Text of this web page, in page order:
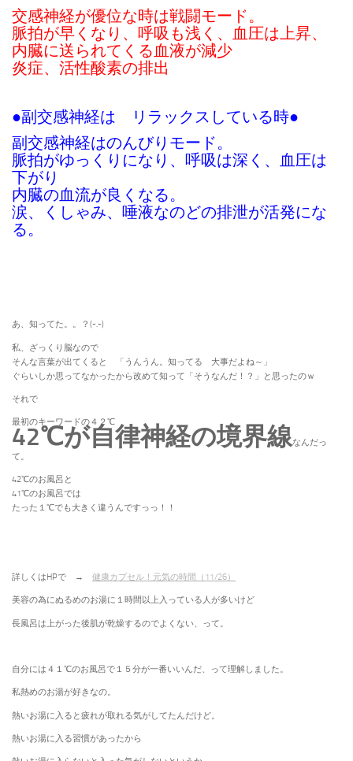
交感神経が優位な時は戦闘モード。
脈拍が早くなり、呼吸も浅く、血圧は上昇、
内臓に送られてくる血液が減少
炎症、活性酸素の排出
●副交感神経は リラックスしている時●
副交感神経はのんびりモード。
脈拍がゆっくりになり、呼吸は深く、血圧は
下がり
内臓の血流が良くなる。
涙、くしゃみ、唾液なのどの排泄が活発にな
る。
あ、知ってた。。？(-.-)
私、ざっくり脳なので
そんな言葉が出てくると 「うんうん。知ってる 大事だよね～」
ぐらいしか思ってなかったから改めて知って「そうなんだ！？」と思ったのｗ
それで
最初のキーワードの４２℃
42℃が自律神経の境界線なんだっ
て。
42℃のお風呂と
41℃のお風呂では
たった１℃でも大きく違うんですっっ！！
詳しくはHPで → 健康カプセル！元気の時間（11/26）
美容の為にぬるめのお湯に１時間以上入っている人が多いけど
長風呂は上がった後肌が乾燥するのでよくない、って。
自分には４１℃のお風呂で１５分が一番いいんだ、って理解しました。
私熱めのお湯が好きなの。
熱いお湯に入ると疲れが取れる気がしてたんだけど。
熱いお湯に入る習慣があったから